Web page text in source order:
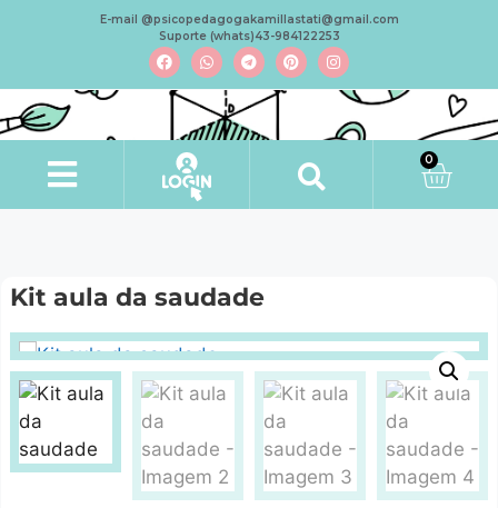
E-mail @psicopedagogakamillastati@gmail.com
Suporte (whats)43-984122253
0
Kit aula da saudade